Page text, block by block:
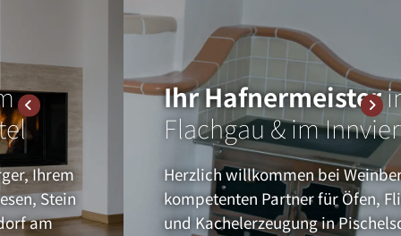
Ihr Hafnermeisterim
Flachgau & im Innviertel
Herzlich willkommen bei Weinberger, Ihrem
kompetenten Partner für Öfen, Fliesen, Stein
und Kachelerzeugung in Pischelsdorf am